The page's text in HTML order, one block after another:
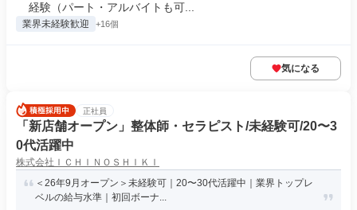
経験（パート・アルバイトも可...
業界未経験歓迎 +16個
気になる
正社員
「新店舗オープン」整体師・セラピスト/未経験可/20〜3
0代活躍中
株式会社ＩＣＨＩＮＯＳＨＩＫＩ
＜26年9月オープン＞未経験可｜20〜30代活躍中｜業界トップレ
ベルの給与水準｜初回ボーナ...